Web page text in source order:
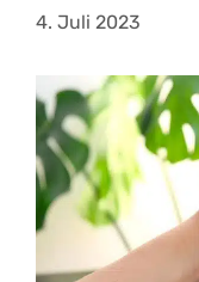
4. Juli 2023